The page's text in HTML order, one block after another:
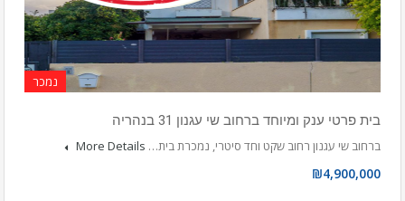
נמכר
בית פרטי ענק ומיוחד ברחוב שי עגנון 31 בנהריה
ברחוב שי עגנון רחוב שקט וחד סיטרי, נמכרת בית… More Details
₪4,900,000